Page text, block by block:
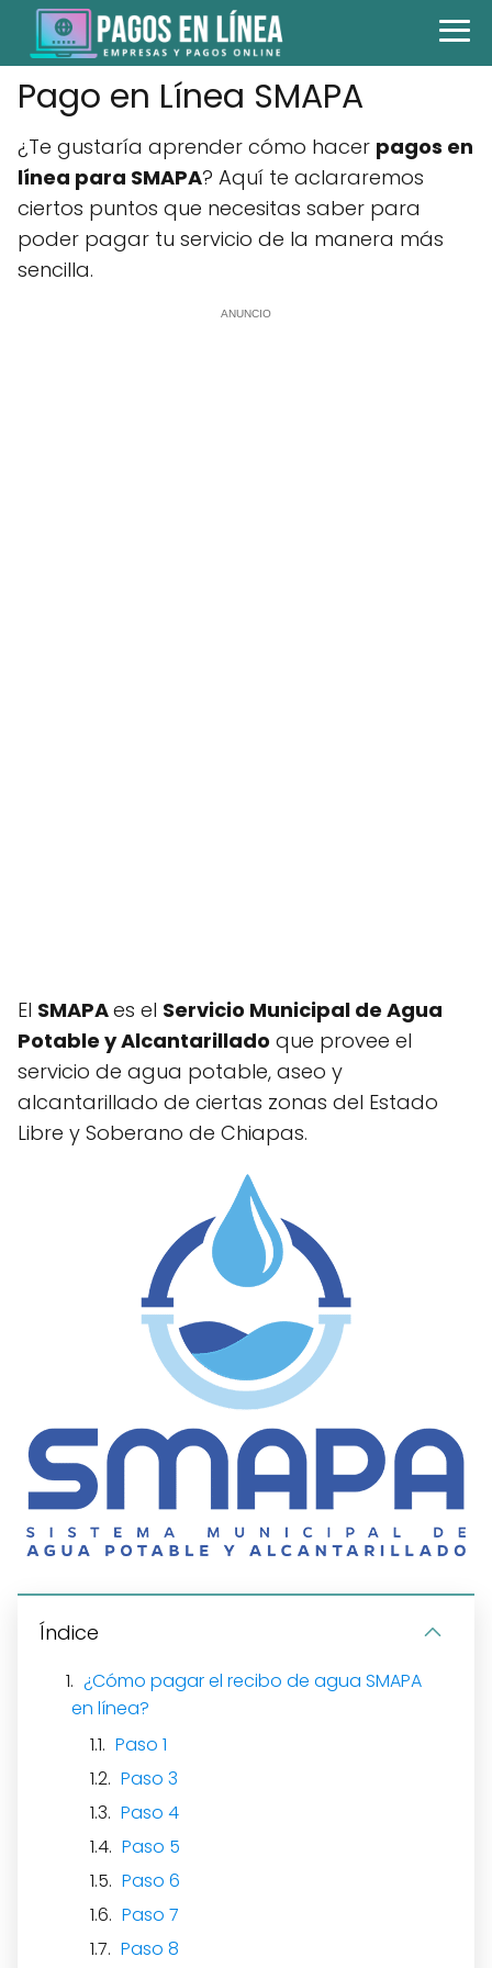
Pago en Línea SMAPA
¿Te gustaría aprender cómo hacer pagos en
línea para SMAPA? Aquí te aclararemos
ciertos puntos que necesitas saber para
poder pagar tu servicio de la manera más
sencilla.
ANUNCIO
El SMAPAes el Servicio Municipal de Agua
Potable y Alcantarillado que provee el
servicio de agua potable, aseo y
alcantarillado de ciertas zonas del Estado
Libre y Soberano de Chiapas.
Índice
¿Cómo pagar el recibo de agua SMAPA
en línea?
Paso 1
Paso 3
Paso 4
Paso 5
Paso 6
Paso 7
Paso 8